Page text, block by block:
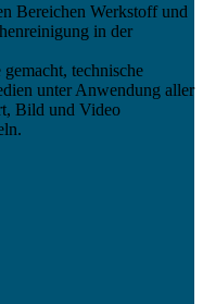
Bereichen Werkstoff und
in der
technische
unter Anwendung aller
Bild und Video